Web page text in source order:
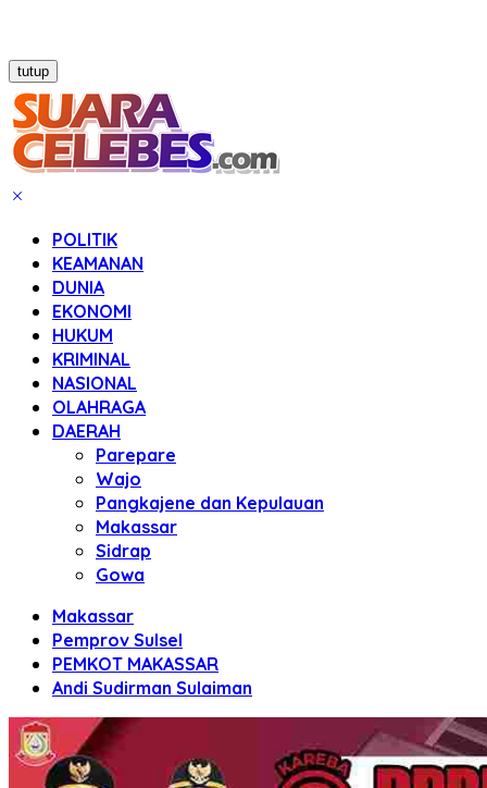
tutup
POLITIK
KEAMANAN
DUNIA
EKONOMI
HUKUM
KRIMINAL
NASIONAL
OLAHRAGA
DAERAH
Parepare
Wajo
Pangkajene dan Kepulauan
Makassar
Sidrap
Gowa
Makassar
Pemprov Sulsel
PEMKOT MAKASSAR
Andi Sudirman Sulaiman